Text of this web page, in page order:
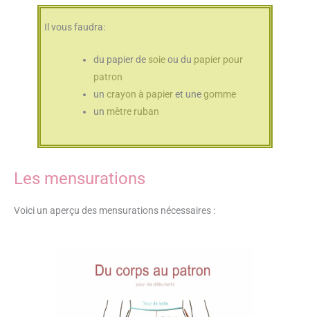
Il vous faudra:
du papier de soieou du papier pour
patron
uncrayon à papieret unegomme
un mètre ruban
Les mensurations
Voici un aperçu des mensurations nécessaires :